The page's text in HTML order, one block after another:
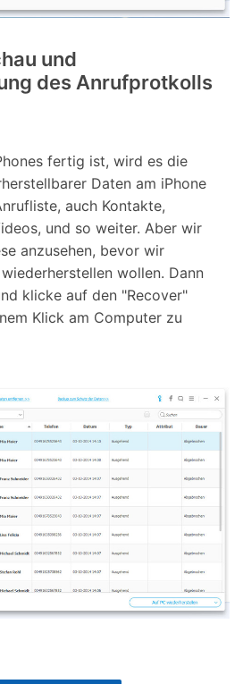
und
des Anrufprotkolls
fertig ist, wird es die
Daten am iPhone
auch Kontakte,
und so weiter. Aber wir
anzusehen, bevor wir
wollen. Dann
klicke auf den "Recover"
Klick am Computer zu